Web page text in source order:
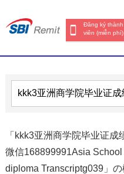
Đăng ký thành
viên (miễn phí)
「kkk3亚洲商学院毕业证
微信168899991Asia
diploma Transcriptg039」